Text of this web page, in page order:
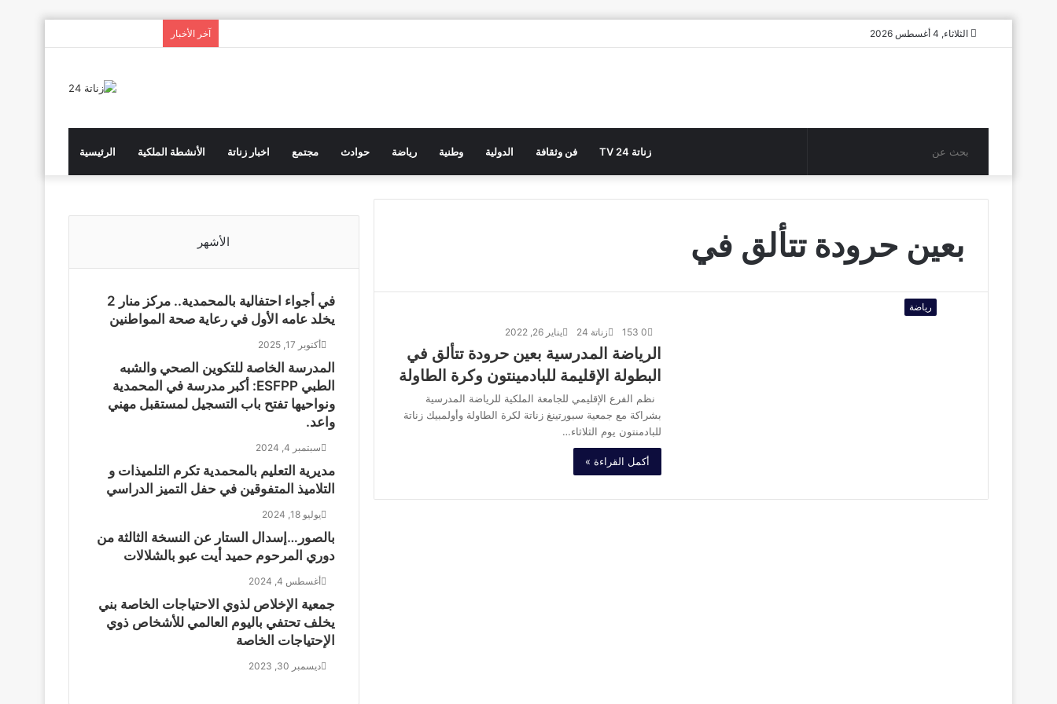
الثلاثاء, 4 أغسطس 2026 آخر الأخبار
الرئيسية الأنشطة الملكية اخبار زناتة مجتمع حوادث رياضة وطنية الدولية فن وثقافة زناتة 24 TV بحث
عن
بعين حرودة تتألق في
رياضة
زناتة 24 يناير 26, 2022 0
الرياضة المدرسية بعين حرودة تتألق في
البطولة الإقليمة للبادمينتون وكرة الطاولة
نظم الفرع الإقليمي للجامعة الملكية للرياضة المدرسية
بشراكة مع جمعية سبورتينغ زناتة لكرة الطاولة وأولمبيك زناتة
للبادمنتون يوم الثلاثاء…
أكمل القراءة »
الأشهر
في أجواء احتفالية بالمحمدية.. مركز منار 2
يخلد عامه الأول في رعاية صحة المواطنين
أكتوبر 17, 2025
المدرسة الخاصة للتكوين الصحي والشبه
الطبي ESFPP: أكبر مدرسة في المحمدية
ونواحيها تفتح باب التسجيل لمستقبل مهني
واعد.
سبتمبر 4, 2024
مديرية التعليم بالمحمدية تكرم التلميذات و
التلاميذ المتفوقين في حفل التميز الدراسي
يوليو 18, 2024
بالصور…إسدال الستار عن النسخة الثالثة من
دوري المرحوم حميد أيت عبو بالشلالات
أغسطس 4, 2024
جمعية الإخلاص لذوي الاحتياجات الخاصة بني
يخلف تحتفي باليوم العالمي للأشخاص ذوي
الإحتياجات الخاصة
ديسمبر 30, 2023